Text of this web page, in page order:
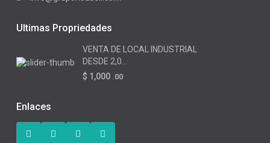
Ultimas Propriedades
VENTA DE LOCAL INDUSTRIAL
DESDE 2,0...
$ 1,000 .00
Enlaces